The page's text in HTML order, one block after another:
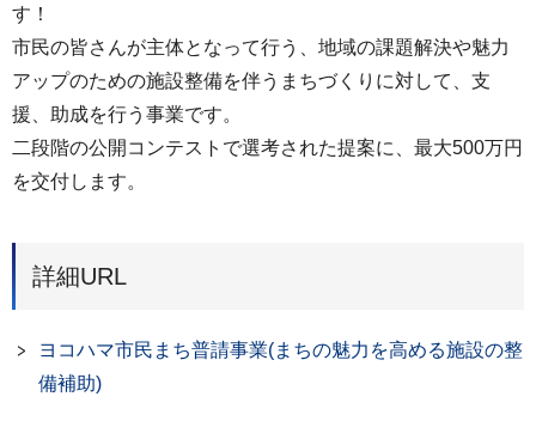
す！
市民の皆さんが主体となって行う、地域の課題解決や魅力
アップのための施設整備を伴うまちづくりに対して、支
援、助成を行う事業です。
二段階の公開コンテストで選考された提案に、最大500万円
を交付します。
詳細URL
ヨコハマ市民まち普請事業(まちの魅力を高める施設の整
備補助)